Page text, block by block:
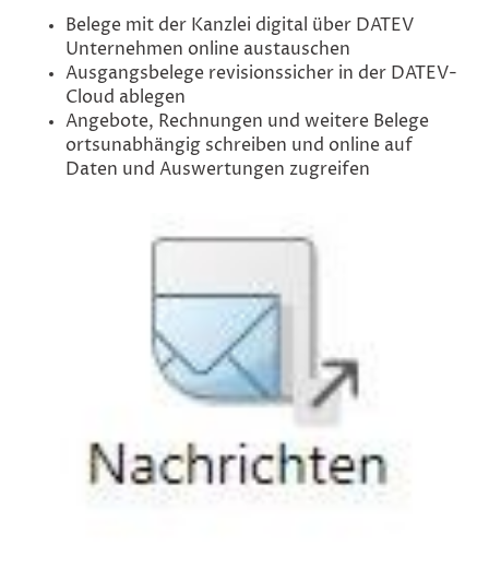
Belege mit der Kanzlei digital über DATEV
Unternehmen online austauschen
Ausgangsbelege revisionssicher in der DATEV-
Cloud ablegen
Angebote, Rechnungen und weitere Belege
ortsunabhängig schreiben und online auf
Daten und Auswertungen zugreifen